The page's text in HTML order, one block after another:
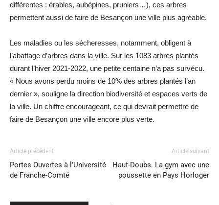
différentes : érables, aubépines, pruniers…), ces arbres
permettent aussi de faire de Besançon une ville plus agréable.
Les maladies ou les sécheresses, notamment, obligent à
l’abattage d’arbres dans la ville. Sur les 1083 arbres plantés
durant l’hiver 2021-2022, une petite centaine n’a pas survécu.
« Nous avons perdu moins de 10% des arbres plantés l’an
dernier », souligne la direction biodiversité et espaces verts de
la ville. Un chiffre encourageant, ce qui devrait permettre de
faire de Besançon une ville encore plus verte.
Article précédent
Portes Ouvertes à l’Université
de Franche-Comté
Article suivant
Haut-Doubs. La gym avec une
poussette en Pays Horloger